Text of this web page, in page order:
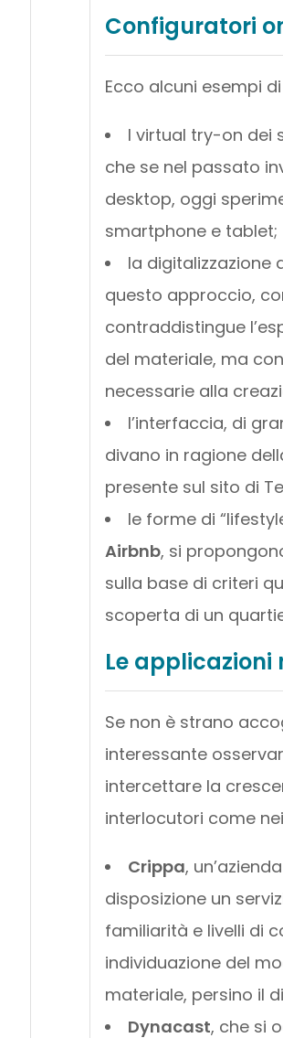
Configuratori
Ecco alcuni esempi
I virtual try-on dei
che se nel passato
desktop, oggi
smartphone e tablet;
la digitalizzazione
questo approccio,
contraddistingue
del materiale, ma
necessarie alla
l’interfaccia, di
divano in ragione
presente sul sito di
le forme di
Airbnb, si
sulla base di criteri
scoperta di un
Le applicazioni
Se non è strano
interessante
intercettare la
interlocutori come
Crippa,
disposizione un
familiarità e livelli di
individuazione del
materiale, persino il
Dynacast, che si